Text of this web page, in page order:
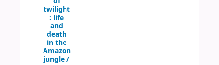
twilight
: life
and
death
in the
Amazon
jungle /